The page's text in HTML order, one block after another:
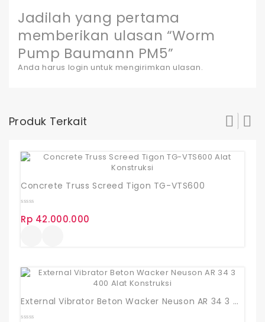
Jadilah yang pertama
memberikan ulasan “Worm
Pump Baumann PM5”
Anda harus login untuk mengirimkan ulasan.
Produk Terkait
Concrete Truss Screed Tigon TG-VTS600
out
of
Rp 42.000.000
External Vibrator Beton Wacker Neuson AR 34 3 400